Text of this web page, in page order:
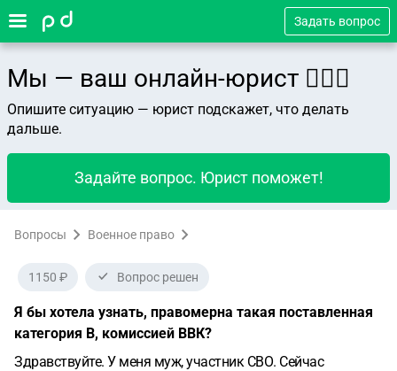
Задать вопрос
Мы — ваш онлайн-юрист 👨🏻‍⚖️
Опишите ситуацию — юрист подскажет, что делать
дальше.
Задайте вопрос. Юрист поможет!
Вопросы Военное право
1150 ₽ Вопрос решен
Я бы хотела узнать, правомерна такая поставленная
категория В, комиссией ВВК?
Здравствуйте. У меня муж, участник СВО. Сейчас